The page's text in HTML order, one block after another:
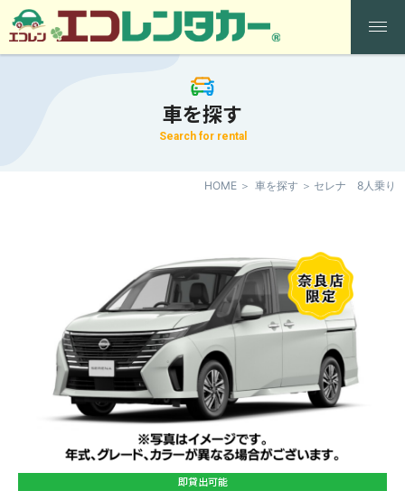
車を探す
Search for rental
HOME 車を探す セレナ 8人乗り
即貸出可能